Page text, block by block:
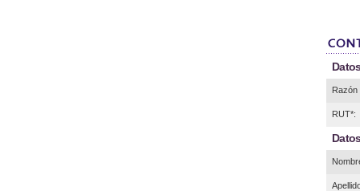
Razón
RUT*: